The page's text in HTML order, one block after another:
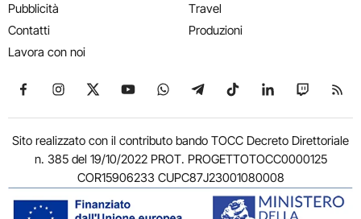
Pubblicità
Contatti
Lavora con noi
Travel
Produzioni
Seguici su Facebook
Seguici su Instagram
Seguici su X
Seguici su YouTube
Seguici su WhatsApp
Seguici su Telegram
Seguici su TikTok
Seguici su
Seguici
Sito realizzato con il contributo bando TOCC Decreto Direttoriale
n. 385 del 19/10/2022 PROT. PROGETTOTOCC0000125
COR15906233 CUPC87J23001080008